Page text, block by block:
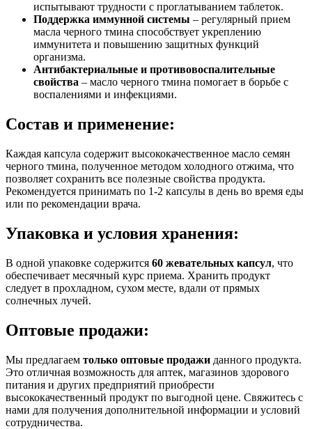
испытывают трудности с проглатыванием таблеток.
Поддержка иммунной системы – регулярный прием
масла черного тмина способствует укреплению
иммунитета и повышению защитных функций
организма.
Антибактериальные и противовоспалительные
свойства – масло черного тмина помогает в борьбе с
воспалениями и инфекциями.
Состав и применение:
Каждая капсула содержит высококачественное масло семян
черного тмина, полученное методом холодного отжима, что
позволяет сохранить все полезные свойства продукта.
Рекомендуется принимать по 1-2 капсулы в день во время еды
или по рекомендации врача.
Упаковка и условия хранения:
В одной упаковке содержится 60 жевательных капсул, что
обеспечивает месячный курс приема. Хранить продукт
следует в прохладном, сухом месте, вдали от прямых
солнечных лучей.
Оптовые продажи:
Мы предлагаем только оптовые продажи данного продукта.
Это отличная возможность для аптек, магазинов здорового
питания и других предприятий приобрести
высококачественный продукт по выгодной цене. Свяжитесь с
нами для получения дополнительной информации и условий
сотрудничества.